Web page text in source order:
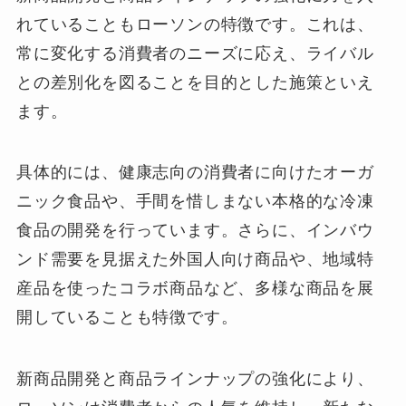
れていることもローソンの特徴です。これは、
常に変化する消費者のニーズに応え、ライバル
との差別化を図ることを目的とした施策といえ
ます。
具体的には、健康志向の消費者に向けたオーガ
ニック食品や、手間を惜しまない本格的な冷凍
食品の開発を行っています。さらに、インバウ
ンド需要を見据えた外国人向け商品や、地域特
産品を使ったコラボ商品など、多様な商品を展
開していることも特徴です。
新商品開発と商品ラインナップの強化により、